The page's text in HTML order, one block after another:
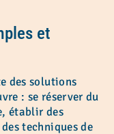
et
des solutions
: se réserver du
établir des
techniques de